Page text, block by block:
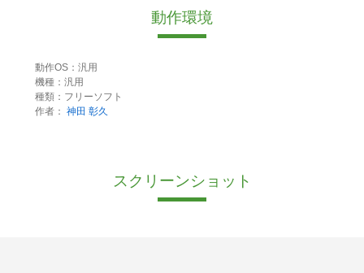
動作環境
動作OS：汎用
機種：汎用
種類：フリーソフト
作者： 神田 彰久
スクリーンショット